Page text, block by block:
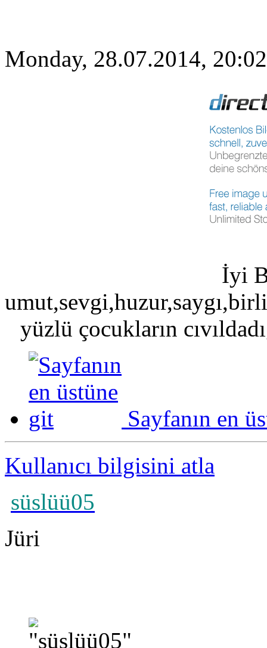
Monday, 28.07.2014, 20:02
İyi
yüzlü çocukların
Sayfanın en
Kullanıcı bilgisini atla
süslüü05
Jüri